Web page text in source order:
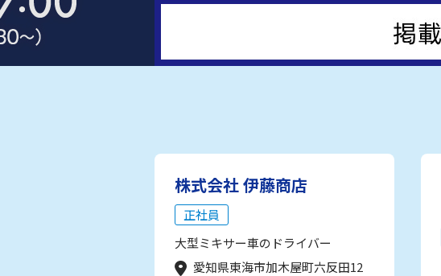
株式会社 伊藤商店
正社員
大型ミキサー車のドライバー
愛知県東海市加木屋町六反田12